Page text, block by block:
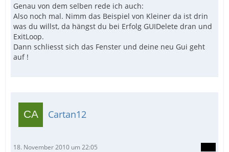
Genau von dem selben rede ich auch:
Also noch mal. Nimm das Beispiel von Kleiner da ist drin
was du willst, da hängst du bei Erfolg GUIDelete dran und
ExitLoop.
Dann schliesst sich das Fenster und deine neu Gui geht
auf !
Cartan12
18. November 2010 um 22:05